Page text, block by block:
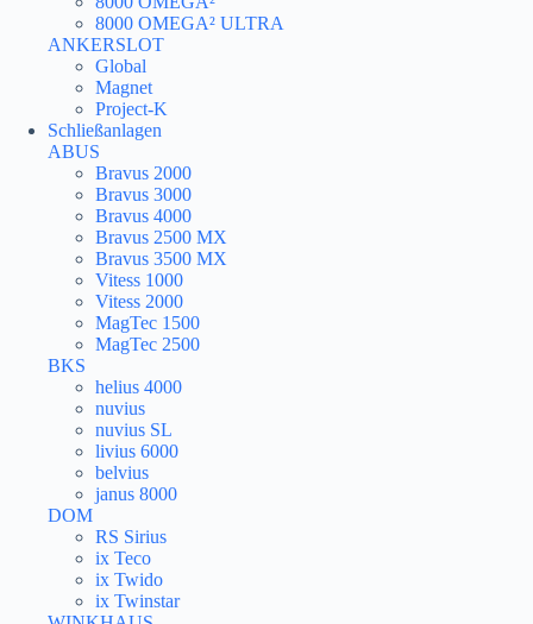
8000 OMEGA² ULTRA
ANKERSLOT
Global
Magnet
Project-K
Schließanlagen
ABUS
Bravus 2000
Bravus 3000
Bravus 4000
Bravus 2500 MX
Bravus 3500 MX
Vitess 1000
Vitess 2000
MagTec 1500
MagTec 2500
BKS
helius 4000
nuvius
nuvius SL
livius 6000
belvius
janus 8000
DOM
RS Sirius
ix Teco
ix Twido
ix Twinstar